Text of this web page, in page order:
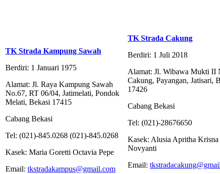
TK Strada Kampung Sawah
Berdiri: 1 Januari 1975
Alamat: Jl. Raya Kampung Sawah
No.67, RT 06/04, Jatimelati, Pondok
Melati, Bekasi 17415
Cabang Bekasi
Tel: (021)-845.0268 (021)-845.0268
Kasek: Maria Goretti Octavia Pepe
Email: tkstradakampus@gmail.com
TK Strada Cakung
Berdiri: 1 Juli 2018
Alamat: Jl. Wibawa Mukti II
Cakung, Payangan, Jatisari,
17426
Cabang Bekasi
Tel: (021)-28676650
Kasek: Alusia Apritha Krisna
Novyanti
Email: